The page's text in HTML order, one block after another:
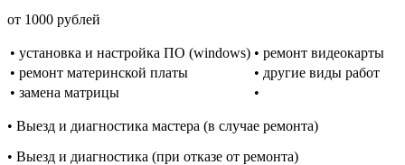
от 1000 рублей
• установка и настройка ПО (windows) • ремонт видеокарты
• ремонт материнской платы
• другие виды работ
• замена матрицы
•
• Выезд и диагностика мастера (в случае ремонта)
• Выезд и диагностика (при отказе от ремонта)